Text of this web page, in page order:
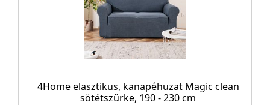
4Home elasztikus, kanapéhuzat Magic clean
sötétszürke, 190 - 230 cm